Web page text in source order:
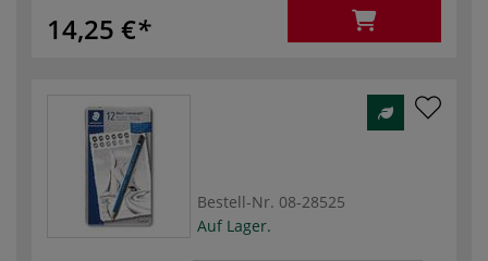
14,25 €
Bestell-Nr. 08-28525
Auf Lager.